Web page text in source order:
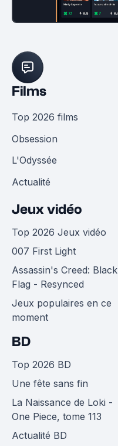
Films
Top 2026 films
Obsession
L'Odyssée
Actualité
Jeux vidéo
Top 2026 Jeux vidéo
007 First Light
Assassin's Creed: Black
Flag - Resynced
Jeux populaires en ce
moment
BD
Top 2026 BD
Une fête sans fin
La Naissance de Loki -
One Piece, tome 113
Actualité BD